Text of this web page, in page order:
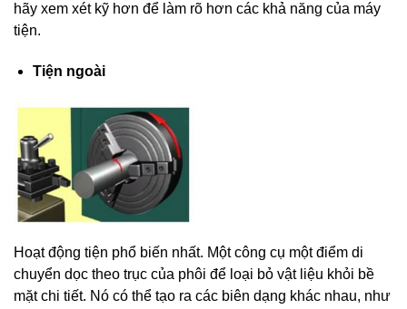
hãy xem xét kỹ hơn để làm rõ hơn các khả năng của máy
tiện.
Tiện ngoài
Hoạt động tiện phổ biến nhất. Một công cụ một điểm di
chuyển dọc theo trục của phôi để loại bỏ vật liệu khỏi bề
mặt chi tiết. Nó có thể tạo ra các biên dạng khác nhau, như